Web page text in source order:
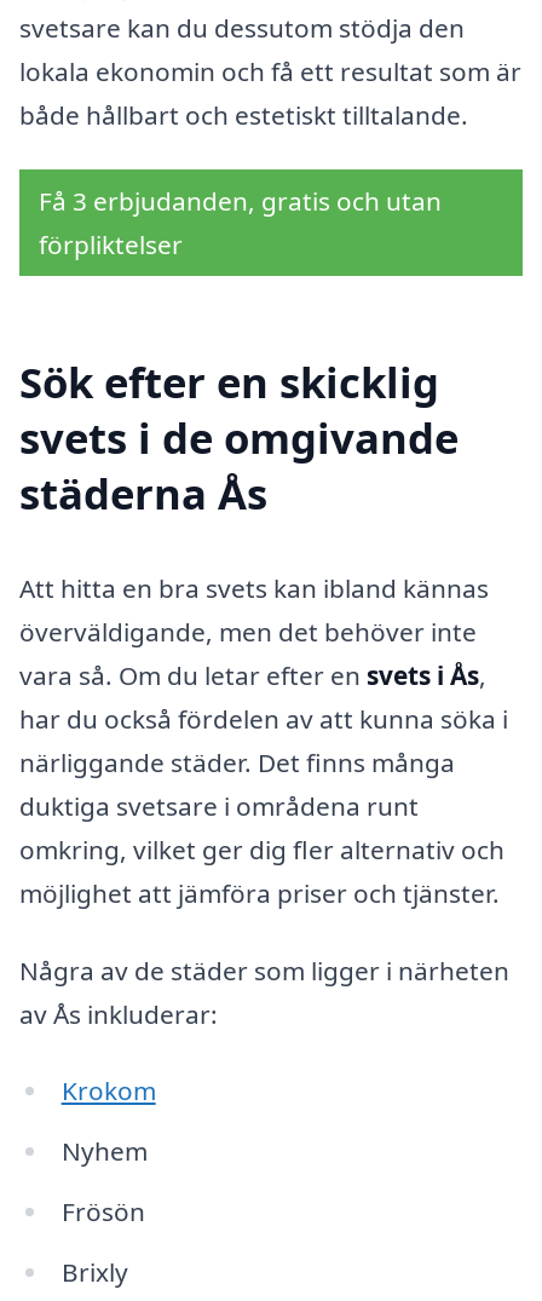
svetsare kan du dessutom stödja den
lokala ekonomin och få ett resultat som är
både hållbart och estetiskt tilltalande.
Få 3 erbjudanden, gratis och utan
förpliktelser
Sök efter en skicklig
svets i de omgivande
städerna Ås
Att hitta en bra svets kan ibland kännas
överväldigande, men det behöver inte
vara så. Om du letar efter en svets i Ås,
har du också fördelen av att kunna söka i
närliggande städer. Det finns många
duktiga svetsare i områdena runt
omkring, vilket ger dig fler alternativ och
möjlighet att jämföra priser och tjänster.
Några av de städer som ligger i närheten
av Ås inkluderar:
Krokom
Nyhem
Frösön
Brixly